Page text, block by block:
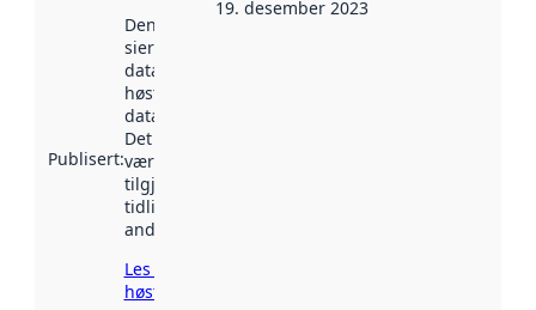
Publisert:
Denne datoen
sier når
datasettet ble
høstet av
data.norge.no.
Det kan ha
vært
tilgjengelig
tidligere
andre steder.
Les mer om
høsting her
19. desember 2023